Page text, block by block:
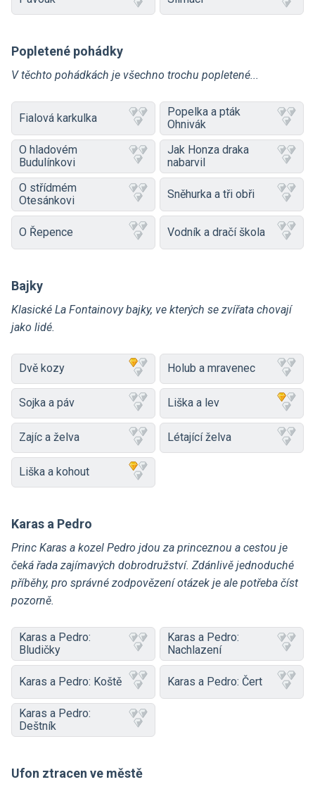
Popletené pohádky
V těchto pohádkách je všechno trochu popletené...
Fialová karkulka
Popelka a pták
Ohnivák
O hladovém
Budulínkovi
Jak Honza draka
nabarvil
O střídmém
Otesánkovi
Sněhurka a tři obři
O Řepence Vodník a dračí škola
Bajky
Klasické La Fontainovy bajky, ve kterých se zvířata chovají
jako lidé.
Dvě kozy Holub a mravenec
Sojka a páv Liška a lev
Zajíc a želva Létající želva
Liška a kohout
Karas a Pedro
Princ Karas a kozel Pedro jdou za princeznou a cestou je
čeká řada zajímavých dobrodružství. Zdánlivě jednoduché
příběhy, pro správné zodpovězení otázek je ale potřeba číst
pozorně.
Karas a Pedro:
Bludičky
Karas a Pedro:
Nachlazení
Karas a Pedro: Koště Karas a Pedro: Čert
Karas a Pedro:
Deštník
Ufon ztracen ve městě